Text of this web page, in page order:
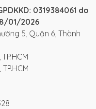
0319384061 do
01/2026
5, Quận 6, Thành